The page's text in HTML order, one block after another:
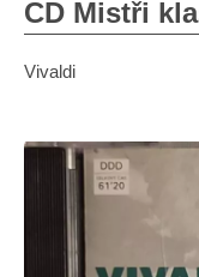
CD Mistři
Vivaldi